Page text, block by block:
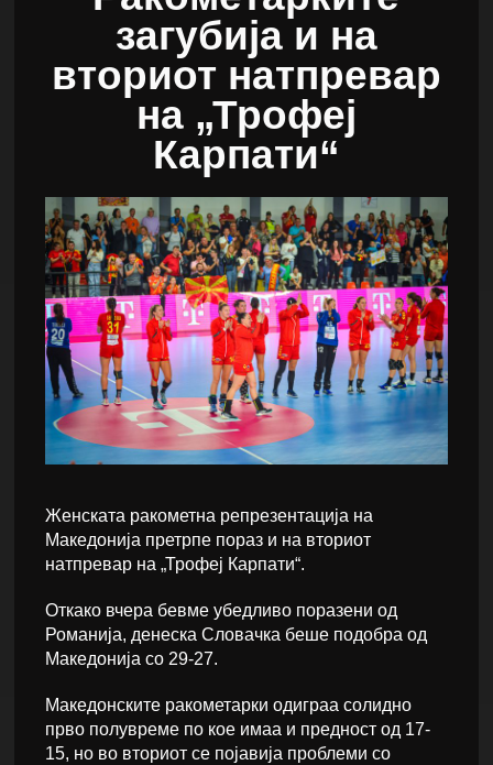
загубија и на
вториот натпревар
на „Трофеј
Карпати“
Женската ракометна репрезентација на
Македонија претрпе пораз и на вториот
натпревар на „Трофеј Карпати“.
Откако вчера бевме убедливо поразени од
Романија, денеска Словачка беше подобра од
Македонија со 29-27.
Македонските ракометарки одиграа солидно
прво полувреме по кое имаа и предност од 17-
15, но во вториот се појавија проблеми со